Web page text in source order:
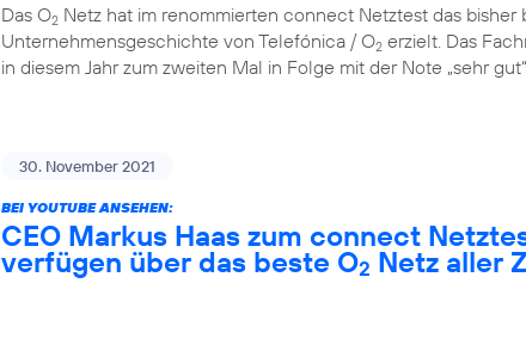
Das O2 Netz hat im renommierten connect Netztest das bisher
Unternehmensgeschichte von Telefónica / O2 erzielt. Das
in diesem Jahr zum zweiten Mal in Folge mit der Note „sehr
30. November 2021
BEI YOUTUBE ANSEHEN:
CEO Markus Haas zum connect
verfügen über das beste O2 Netz aller